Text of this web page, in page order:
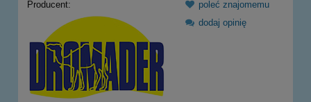
Producent:
poleć znajomemu
dodaj opinię